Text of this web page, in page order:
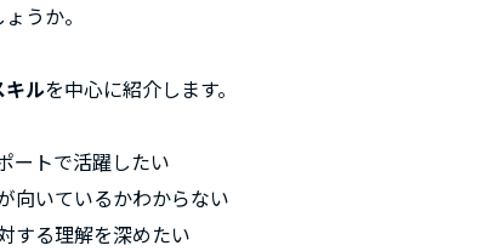
うか。
キルを中心に紹介します。
ートで活躍したい
向いているかわからない
する理解を深めたい